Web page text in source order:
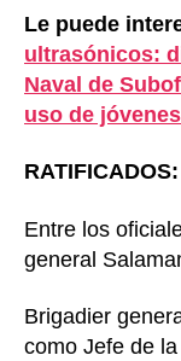
Le puede
ultrasónicos:
Naval de
uso de
RATIFICADOS:
Entre los
general
Brigadier
como Jefe de